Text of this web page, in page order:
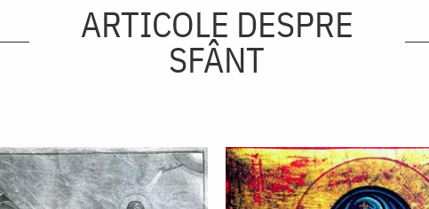
ARTICOLE DESPRE
SFÂNT